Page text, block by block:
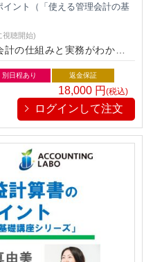
ント（「使える管理会計の基
視聴開始)
の仕組みと実務がわかる本
染みの実務家会計士梅澤真由
計算書の実務ポイントを解説
別日程あり 返金保証
18,000 円(税込)
ログインして注文